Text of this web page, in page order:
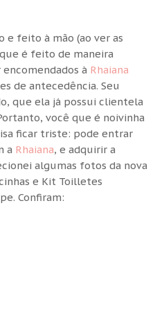
e feito à mão (ao ver as
é feito de maneira
à Rhaiana
de antecedência. Seu
que ela já possui clientela
você que é noivinha
ficar triste: pode entrar
a Rhaiana, e adquirir a
algumas fotos da nova
e Kit Toilletes
Confiram: